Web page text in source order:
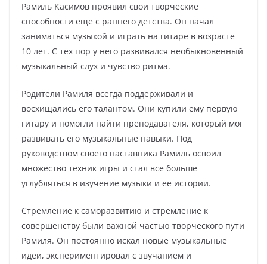
Рамиль Касимов проявил свои творческие
способности еще с раннего детства. Он начал
заниматься музыкой и играть на гитаре в возрасте
10 лет. С тех пор у него развивался необыкновенный
музыкальный слух и чувство ритма.
Родители Рамиля всегда поддерживали и
восхищались его талантом. Они купили ему первую
гитару и помогли найти преподавателя, который мог
развивать его музыкальные навыки. Под
руководством своего наставника Рамиль освоил
множество техник игры и стал все больше
углубляться в изучение музыки и ее истории.
Стремление к саморазвитию и стремление к
совершенству были важной частью творческого пути
Рамиля. Он постоянно искал новые музыкальные
идеи, экспериментировал с звучанием и